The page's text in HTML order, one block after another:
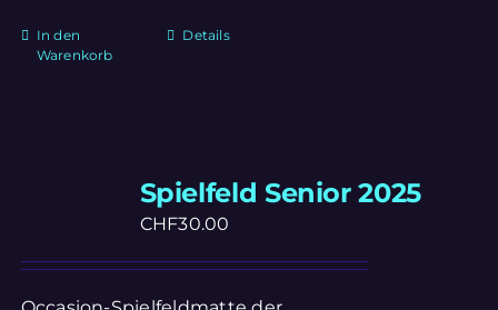
In den
Warenkorb
Details
Spielfeld Senior 2025
CHF30.00